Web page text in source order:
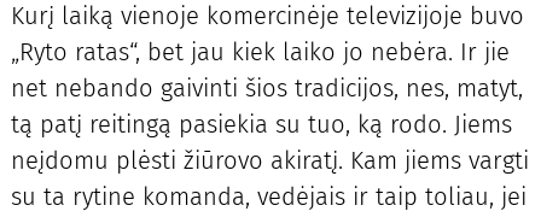
Kurį laiką vienoje komercinėje televizijoje buvo
„Ryto ratas“, bet jau kiek laiko jo nebėra. Ir jie
net nebando gaivinti šios tradicijos, nes, matyt,
tą patį reitingą pasiekia su tuo, ką rodo. Jiems
neįdomu plėsti žiūrovo akiratį. Kam jiems vargti
su ta rytine komanda, vedėjais ir taip toliau, jei